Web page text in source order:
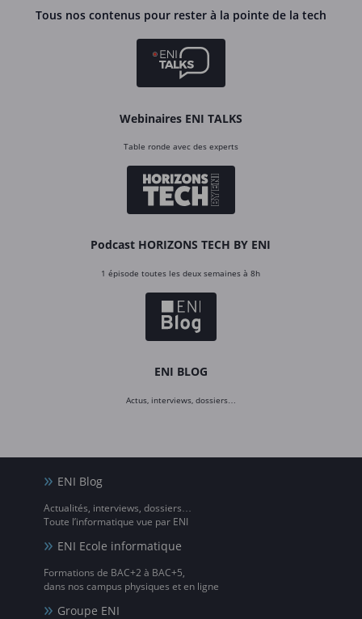
Tous nos contenus pour rester à la pointe de la tech
Webinaires ENI TALKS
Table ronde avec des experts
Podcast HORIZONS TECH BY ENI
1 épisode toutes les deux semaines à 8h
ENI BLOG
Actus, interviews, dossiers…
ENI Blog
Actualités, interviews, dossiers…
Toute l’informatique vue par ENI
ENI Ecole informatique
Formations de BAC+2 à BAC+5,
dans nos campus physiques et en ligne
Groupe ENI